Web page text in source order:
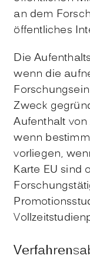
an dem
öffentliches
Die
wenn die
Zweck
Aufenthalt
wenn
vorliegen,
Karte EU sind